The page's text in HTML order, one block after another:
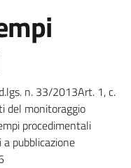
n. 33/2013Art. 1, c.
del monitoraggio
procedimentali
pubblicazione